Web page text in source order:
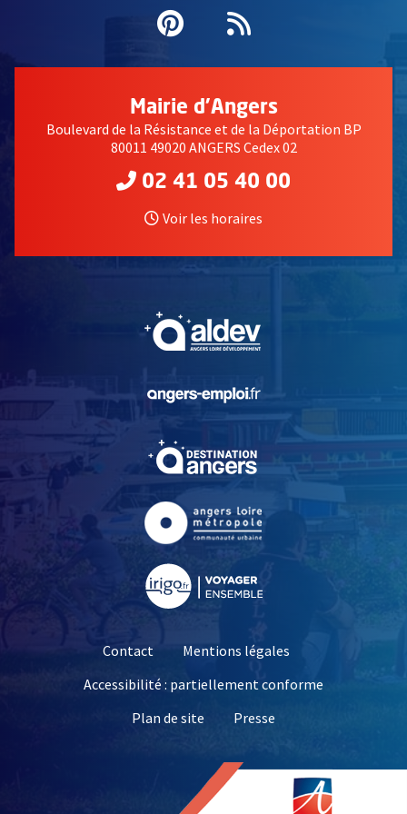
Pinterest
, Ouvre une
Flux RSS
Mairie d'Angers
Boulevard de la Résistance et de la Déportation BP
80011 49020 ANGERS Cedex 02
02 41 05 40 00
Voir les horaires
, Ouvre une nouvelle
, Ouvre une nouvelle
Contact
Mentions légales
Accessibilité : partiellement conforme
Plan de site
Presse